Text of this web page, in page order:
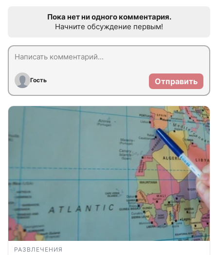
Пока нет ни одного комментария.
Начните обсуждение первым!
Гость Отправить
РАЗВЛЕЧЕНИЯ